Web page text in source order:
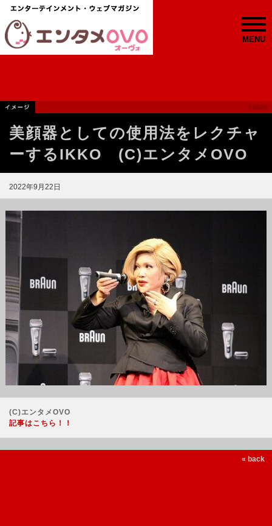
MENU
美顔器としての使用法をレクチャ
ーするIKKO (C)エンタメOVO
2022年9月22日
(C)エンタメOVO
記事はこちら！！
« back